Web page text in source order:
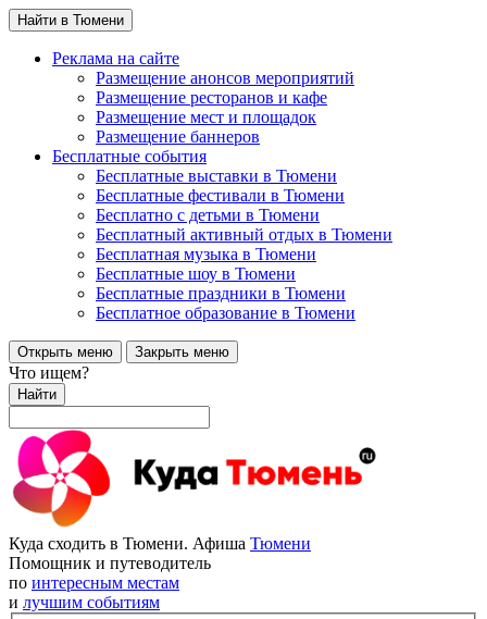
Найти в Тюмени
Реклама на сайте
Размещение анонсов мероприятий
Размещение ресторанов и кафе
Размещение мест и площадок
Размещение баннеров
Бесплатные события
Бесплатные выставки в Тюмени
Бесплатные фестивали в Тюмени
Бесплатно с детьми в Тюмени
Бесплатный активный отдых в Тюмени
Бесплатная музыка в Тюмени
Бесплатные шоу в Тюмени
Бесплатные праздники в Тюмени
Бесплатное образование в Тюмени
Открыть меню Закрыть меню
Что ищем?
Найти
Куда сходить в Тюмени. Афиша Тюмени
Помощник и путеводитель
по интересным местам
и лучшим событиям